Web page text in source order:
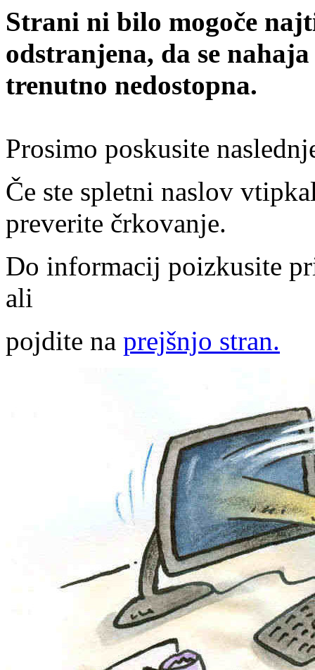
Strani ni bilo mogoče
odstranjena, da se
trenutno nedostopna.
Prosimo poskusite
Če ste spletni naslov
preverite črkovanje.
Do informacij poizkusite
ali
pojdite na prejšnjo stran.